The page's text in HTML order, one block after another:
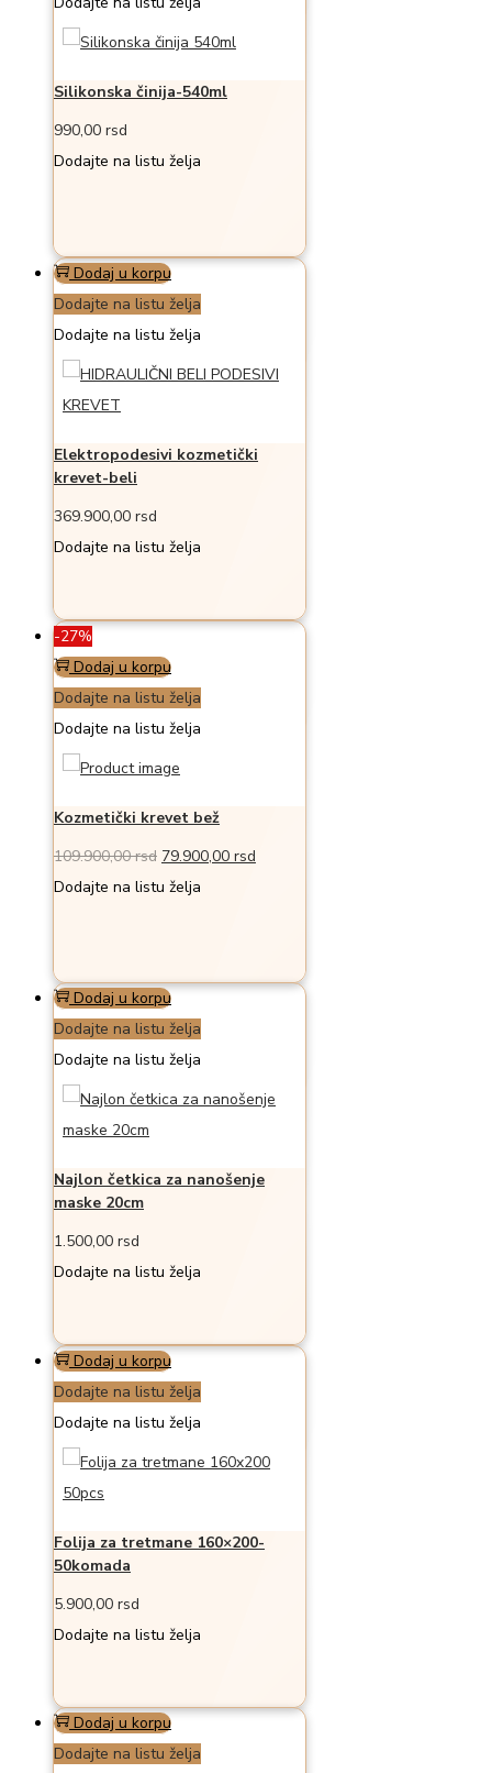
Silikonska činija-540ml
990,00 rsd
Dodajte na listu želja
Dodaj u korpu
Dodajte na listu želja
Dodajte na listu želja
Elektropodesivi kozmetički
krevet-beli
369.900,00 rsd
Dodajte na listu želja
-27%
Dodaj u korpu
Dodajte na listu želja
Dodajte na listu želja
Kozmetički krevet bež
109.900,00rsd Originalna
cena
109.900,00 rsd.
79.900,00 rsd
Dodajte na listu želja
Dodaj u korpu
Dodajte na listu želja
Dodajte na listu želja
Najlon četkica za nanošenje
maske 20cm
1.500,00 rsd
Dodajte na listu želja
Dodaj u korpu
Dodajte na listu želja
Dodajte na listu želja
Folija za tretmane 160×200-
50komada
5.900,00 rsd
Dodajte na listu želja
Dodaj u korpu
Dodajte na listu želja